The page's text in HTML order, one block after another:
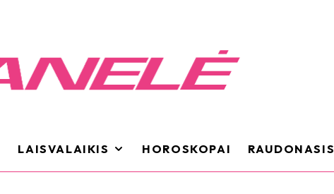
LAISVALAIKIS HOROSKOPAI RAUDONASIS